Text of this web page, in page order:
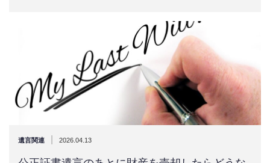
遺言関連 2026.04.13